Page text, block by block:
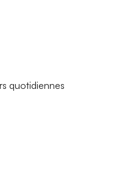
quotidiennes